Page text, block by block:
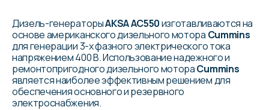
Дизель-генераторыAKSA AC550изготавливаются на
основе американского дизельного мотора Cummins
для генерации 3-х фазного электрического тока
напряжением 400 В. Использование надежного и
ремонтопригодного дизельного мотораCummins
является наиболее эффективным решением для
обеспечения основного и резервного
электроснабжения.